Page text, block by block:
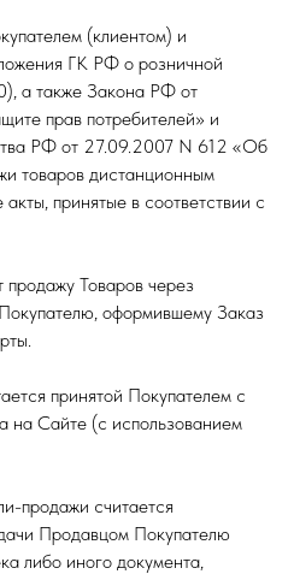
(клиентом) и
ГК РФ о розничной
а также Закона РФ от
прав потребителей» и
РФ от 27.09.2007 N 612 «Об
товаров дистанционным
принятые в соответствии с
Товаров через
оформившему Заказ
принятой Покупателем с
на Сайте (с использованием
продажи считается
Продавцом Покупателю
либо иного документа,